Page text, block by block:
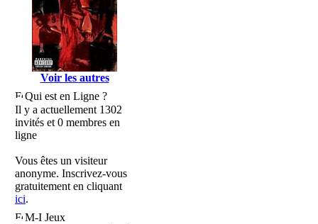
Voir les autres
Qui est en Ligne ?
Il y a actuellement 1302
invités et 0 membres en
ligne
Vous êtes un visiteur
anonyme. Inscrivez-vous
gratuitement en cliquant
ici.
M-I Jeux